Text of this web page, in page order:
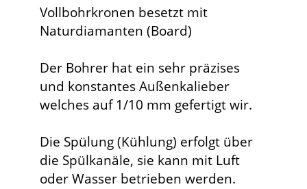
Vollbohrkronen besetzt mit
Naturdiamanten (Board)
Der Bohrer hat ein sehr präzises
und konstantes Außenkalieber
welches auf 1/10 mm gefertigt wir.
Die Spülung (Kühlung) erfolgt über
die Spülkanäle, sie kann mit Luft
oder Wasser betrieben werden.